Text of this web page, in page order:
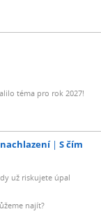
téma pro rok 2027!
S čím
už riskujete úpal
najít?